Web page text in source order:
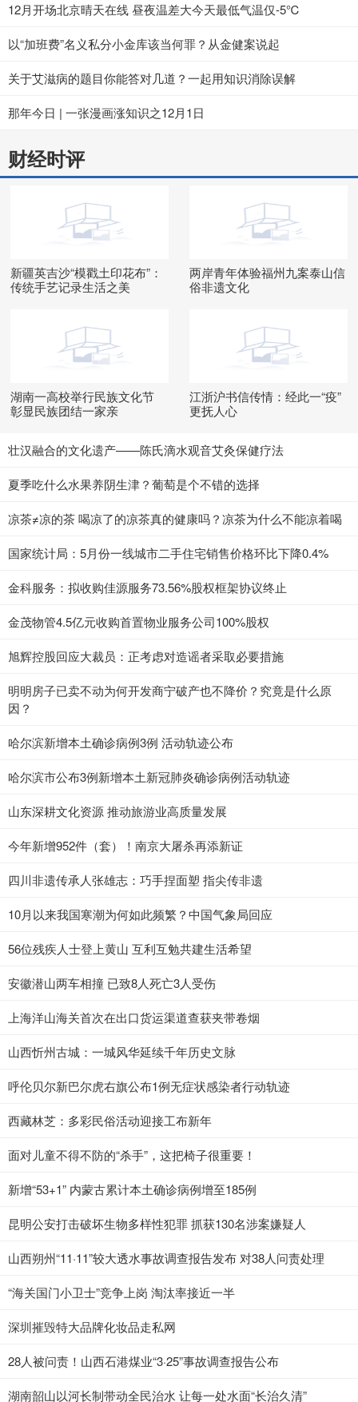
12月开场北京晴天在线 昼夜温差大今天最低气温仅-5℃
以“加班费”名义私分小金库该当何罪？从金健案说起
关于艾滋病的题目你能答对几道？一起用知识消除误解
那年今日 | 一张漫画涨知识之12月1日
财经时评
新疆英吉沙“模戳土印花布”：
传统手艺记录生活之美
两岸青年体验福州九案泰山信
俗非遗文化
湖南一高校举行民族文化节
彰显民族团结一家亲
江浙沪书信传情：经此一“疫”
更抚人心
壮汉融合的文化遗产——陈氏滴水观音艾灸保健疗法
夏季吃什么水果养阴生津？葡萄是个不错的选择
凉茶≠凉的茶 喝凉了的凉茶真的健康吗？凉茶为什么不能凉着喝
国家统计局：5月份一线城市二手住宅销售价格环比下降0.4%
金科服务：拟收购佳源服务73.56%股权框架协议终止
金茂物管4.5亿元收购首置物业服务公司100%股权
旭辉控股回应大裁员：正考虑对造谣者采取必要措施
明明房子已卖不动为何开发商宁破产也不降价？究竟是什么原
因？
哈尔滨新增本土确诊病例3例 活动轨迹公布
哈尔滨市公布3例新增本土新冠肺炎确诊病例活动轨迹
山东深耕文化资源 推动旅游业高质量发展
今年新增952件（套）！南京大屠杀再添新证
四川非遗传承人张雄志：巧手捏面塑 指尖传非遗
10月以来我国寒潮为何如此频繁？中国气象局回应
56位残疾人士登上黄山 互利互勉共建生活希望
安徽潜山两车相撞 已致8人死亡3人受伤
上海洋山海关首次在出口货运渠道查获夹带卷烟
山西忻州古城：一城风华延续千年历史文脉
呼伦贝尔新巴尔虎右旗公布1例无症状感染者行动轨迹
西藏林芝：多彩民俗活动迎接工布新年
面对儿童不得不防的“杀手”，这把椅子很重要！
新增“53+1” 内蒙古累计本土确诊病例增至185例
昆明公安打击破坏生物多样性犯罪 抓获130名涉案嫌疑人
山西朔州“11·11”较大透水事故调查报告发布 对38人问责处理
“海关国门小卫士”竞争上岗 淘汰率接近一半
深圳摧毁特大品牌化妆品走私网
28人被问责！山西石港煤业“3·25”事故调查报告公布
湖南韶山以河长制带动全民治水 让每一处水面“长治久清”